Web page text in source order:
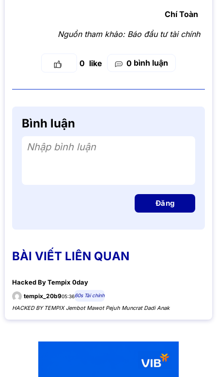
Chí Toàn
Nguồn tham khảo:Báo đầu tư tài chính
0 0 bình luận
Bình luận
Nhập bình luận
Đăng
BÀI VIẾT LIÊN QUAN
Hacked By Tempix 0day
tempix_20b905:3660s Tài chính
HACKED BY TEMPIX Jembot Mawot Pejuh Muncrat Dadi Anak